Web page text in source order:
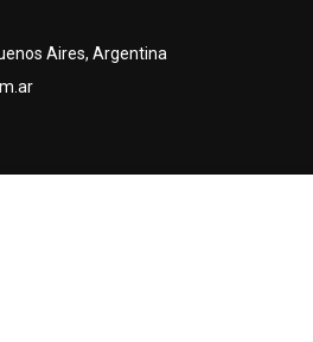
Aires, Argentina